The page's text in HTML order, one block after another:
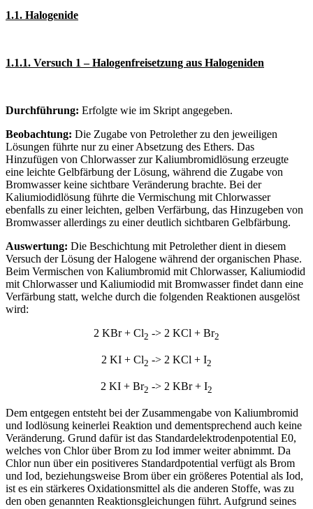
1.1. Halogenide
1.1.1. Versuch 1 – Halogenfreisetzung aus Halogeniden
Durchführung: Erfolgte wie im Skript angegeben.
Beobachtung: Die Zugabe von Petrolether zu den jeweiligen
Lösungen führte nur zu einer Absetzung des Ethers. Das
Hinzufügen von Chlorwasser zur Kaliumbromidlösung erzeugte
eine leichte Gelbfärbung der Lösung, während die Zugabe von
Bromwasser keine sichtbare Veränderung brachte. Bei der
Kaliumiodidlösung führte die Vermischung mit Chlorwasser
ebenfalls zu einer leichten, gelben Verfärbung, das Hinzugeben von
Bromwasser allerdings zu einer deutlich sichtbaren Gelbfärbung.
Auswertung: Die Beschichtung mit Petrolether dient in diesem
Versuch der Lösung der Halogene während der organischen Phase.
Beim Vermischen von Kaliumbromid mit Chlorwasser, Kaliumiodid
mit Chlorwasser und Kaliumiodid mit Bromwasser findet dann eine
Verfärbung statt, welche durch die folgenden Reaktionen ausgelöst
wird:
2 KBr + Cl2 -> 2 KCl + Br2
2 KI + Cl2 -> 2 KCl + I2
2 KI + Br2 -> 2 KBr + I2
Dem entgegen entsteht bei der Zusammengabe von Kaliumbromid
und Iodlösung keinerlei Reaktion und dementsprechend auch keine
Veränderung. Grund dafür ist das Standardelektrodenpotential E0,
welches von Chlor über Brom zu Iod immer weiter abnimmt. Da
Chlor nun über ein positiveres Standardpotential verfügt als Brom
und Iod, beziehungsweise Brom über ein größeres Potential als Iod,
ist es ein stärkeres Oxidationsmittel als die anderen Stoffe, was zu
den oben genannten Reaktionsgleichungen führt. Aufgrund seines